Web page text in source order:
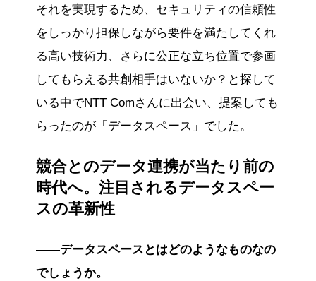
それを実現するため、セキュリティの信頼性
をしっかり担保しながら要件を満たしてくれ
る高い技術力、さらに公正な立ち位置で参画
してもらえる共創相手はいないか？と探して
いる中でNTT Comさんに出会い、提案しても
らったのが「データスペース」でした。
競合とのデータ連携が当たり前の
時代へ。注目されるデータスペー
スの革新性
——データスペースとはどのようなものなの
でしょうか。